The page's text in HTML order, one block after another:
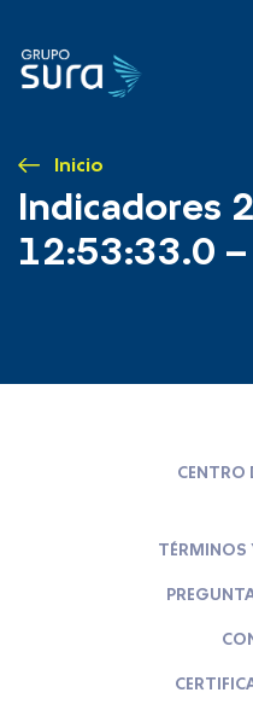
Inicio
Indicadores
12:53:33.0 –
CENTRO
TÉRMINOS